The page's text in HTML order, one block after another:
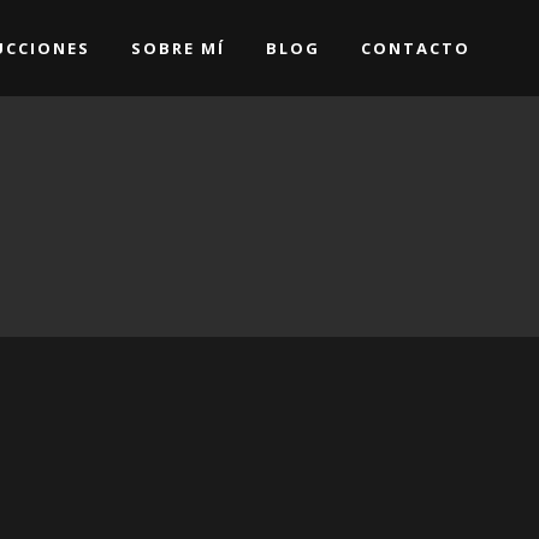
SOBRE MÍ BLOG CONTACTO